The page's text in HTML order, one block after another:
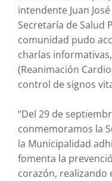
intendente Juan
Secretaría de Salud
comunidad pudo
charlas
(Reanimación
control de signos
“Del 29 de
conmemoramos la
la Municipalidad
fomenta la
corazón, realizando